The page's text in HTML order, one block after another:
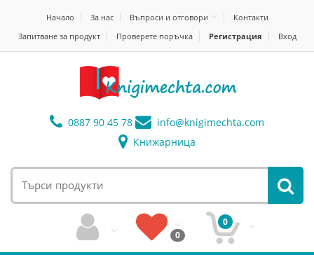
Начало За нас Въпроси и отговори
Контакти
Запитване за продукт
Проверете поръчка Регистрация Вход
0887 90 45 78 info@knigimechta.com
Книжарница
0
0